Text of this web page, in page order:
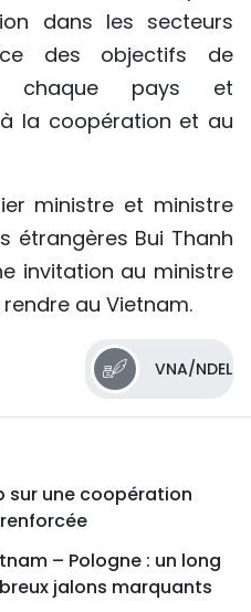
dans les secteurs
des objectifs de
chaque pays et
la coopération et au
ministre et ministre
étrangères Bui Thanh
invitation au ministre
rendre au Vietnam.
VNA/NDEL
sur une coopération
– Pologne : un long
jalons marquants